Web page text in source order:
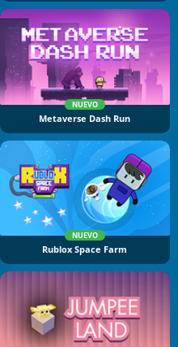
NUEVO
Metaverse Dash Run
NUEVO
Rublox Space Farm